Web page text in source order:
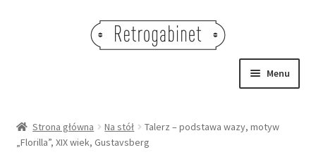
Menu
OBRAZY
Strona główna Na stół
Talerz – podstawa wazy, motyw
„Florilla”, XIX wiek, Gustavsberg